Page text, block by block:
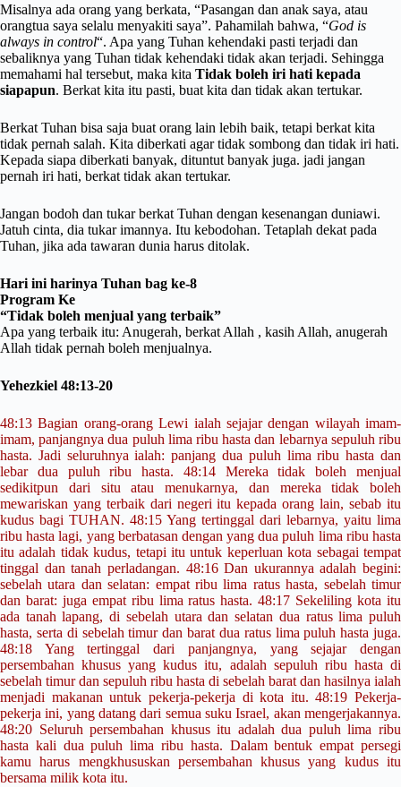
Misalnya ada orang yang berkata, “Pasangan dan anak saya, atau
orangtua saya selalu menyakiti saya”. Pahamilah bahwa, “God is
always in control“. Apa yang Tuhan kehendaki pasti terjadi dan
sebaliknya yang Tuhan tidak kehendaki tidak akan terjadi. Sehingga
memahami hal tersebut, maka kita Tidak boleh iri hati kepada
siapapun. Berkat kita itu pasti, buat kita dan tidak akan tertukar.
Berkat Tuhan bisa saja buat orang lain lebih baik, tetapi berkat kita
tidak pernah salah. Kita diberkati agar tidak sombong dan tidak iri hati.
Kepada siapa diberkati banyak, dituntut banyak juga. jadi jangan
pernah iri hati, berkat tidak akan tertukar.
Jangan bodoh dan tukar berkat Tuhan dengan kesenangan duniawi.
Jatuh cinta, dia tukar imannya. Itu kebodohan. Tetaplah dekat pada
Tuhan, jika ada tawaran dunia harus ditolak.
Hari ini harinya Tuhan bag ke-8
Program Ke
“Tidak boleh menjual yang terbaik”
Apa yang terbaik itu: Anugerah, berkat Allah , kasih Allah, anugerah
Allah tidak pernah boleh menjualnya.
Yehezkiel 48:13-20
48:13 Bagian orang-orang Lewi ialah sejajar dengan wilayah imam-
imam, panjangnya dua puluh lima ribu hasta dan lebarnya sepuluh ribu
hasta. Jadi seluruhnya ialah: panjang dua puluh lima ribu hasta dan
lebar dua puluh ribu hasta. 48:14 Mereka tidak boleh menjual
sedikitpun dari situ atau menukarnya, dan mereka tidak boleh
mewariskan yang terbaik dari negeri itu kepada orang lain, sebab itu
kudus bagi TUHAN. 48:15 Yang tertinggal dari lebarnya, yaitu lima
ribu hasta lagi, yang berbatasan dengan yang dua puluh lima ribu hasta
itu adalah tidak kudus, tetapi itu untuk keperluan kota sebagai tempat
tinggal dan tanah perladangan. 48:16 Dan ukurannya adalah begini:
sebelah utara dan selatan: empat ribu lima ratus hasta, sebelah timur
dan barat: juga empat ribu lima ratus hasta. 48:17 Sekeliling kota itu
ada tanah lapang, di sebelah utara dan selatan dua ratus lima puluh
hasta, serta di sebelah timur dan barat dua ratus lima puluh hasta juga.
48:18 Yang tertinggal dari panjangnya, yang sejajar dengan
persembahan khusus yang kudus itu, adalah sepuluh ribu hasta di
sebelah timur dan sepuluh ribu hasta di sebelah barat dan hasilnya ialah
menjadi makanan untuk pekerja-pekerja di kota itu. 48:19 Pekerja-
pekerja ini, yang datang dari semua suku Israel, akan mengerjakannya.
48:20 Seluruh persembahan khusus itu adalah dua puluh lima ribu
hasta kali dua puluh lima ribu hasta. Dalam bentuk empat persegi
kamu harus mengkhususkan persembahan khusus yang kudus itu
bersama milik kota itu.